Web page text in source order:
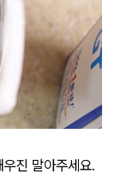
진 말아주세요.